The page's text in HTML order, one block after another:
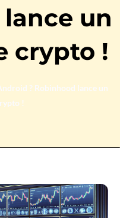
un
crypto !
? Robinhood lance un
!